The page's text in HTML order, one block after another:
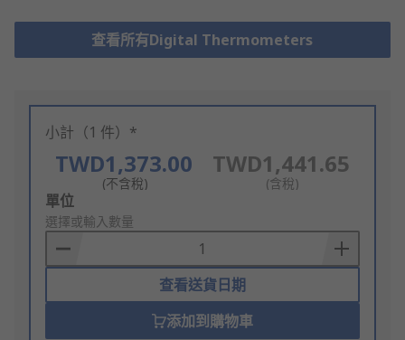
查看所有Digital Thermometers
小計（1 件）*
TWD1,373.00
(不含稅)
TWD1,441.65
(含稅)
Add
to
Basket
單位
選擇或輸入數量
查看送貨日期
添加到購物車